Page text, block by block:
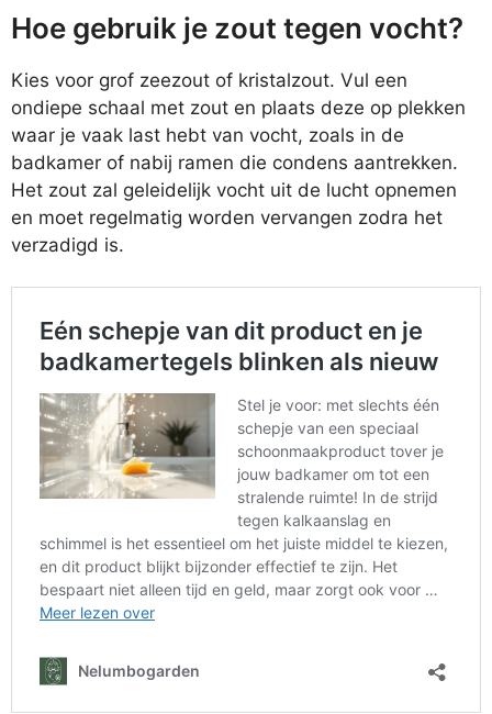
Hoe gebruik je zout tegen vocht?
Kies voor grof zeezout of kristalzout. Vul een
ondiepe schaal met zout en plaats deze op plekken
waar je vaak last hebt van vocht, zoals in de
badkamer of nabij ramen die condens aantrekken.
Het zout zal geleidelijk vocht uit de lucht opnemen
en moet regelmatig worden vervangen zodra het
verzadigd is.